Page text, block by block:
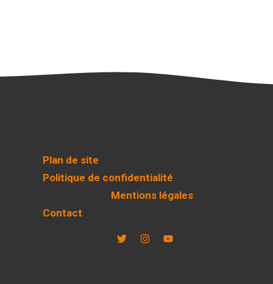
Plan de site
Politique de confidentialité
Mentions légales
Contact